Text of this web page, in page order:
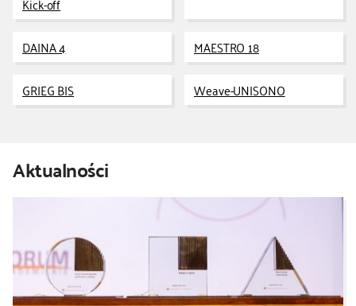
kontakt
DAINA 4
MAESTRO 18
GRIEG BIS
Weave-UNISONO
Aktualności